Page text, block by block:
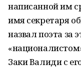
написанной им
имя секретаря
назвал поэта за
Заки Валиди с